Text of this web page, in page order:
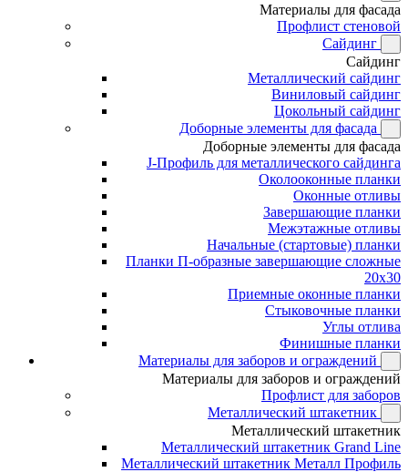
Материалы для фасада
Профлист стеновой
Сайдинг
Сайдинг
Металлический сайдинг
Виниловый сайдинг
Цокольный сайдинг
Доборные элементы для фасада
Доборные элементы для фасада
J-Профиль для металлического сайдинга
Околооконные планки
Оконные отливы
Завершающие планки
Межэтажные отливы
Начальные (стартовые) планки
Планки П-образные завершающие сложные
20x30
Приемные оконные планки
Стыковочные планки
Углы отлива
Финишные планки
Материалы для заборов и ограждений
Материалы для заборов и ограждений
Профлист для заборов
Металлический штакетник
Металлический штакетник
Металлический штакетник Grand Line
Металлический штакетник Металл Профиль